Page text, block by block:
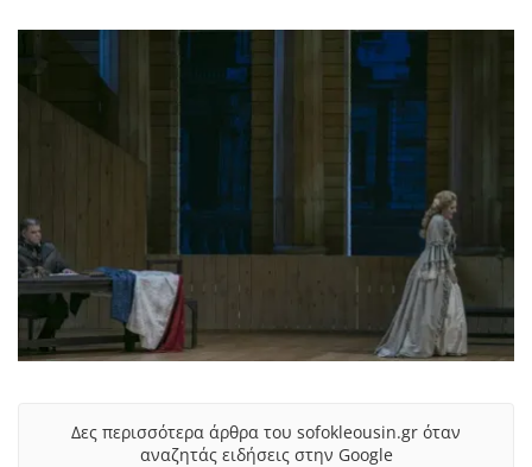
Δες περισσότερα άρθρα του sofokleousin.gr όταν
αναζητάς ειδήσεις στην Google